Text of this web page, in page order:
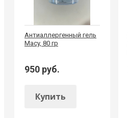
Антиаллергенный гель
Macy, 80 гр
950 руб.
Купить